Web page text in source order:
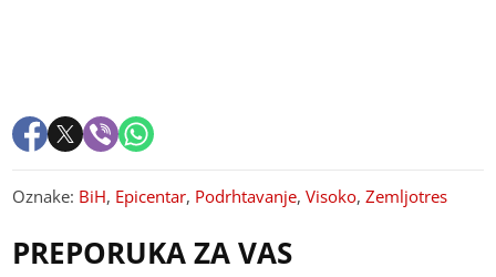
Oznake: BiH, Epicentar, Podrhtavanje,Visoko,Zemljotres
PREPORUKA ZA VAS